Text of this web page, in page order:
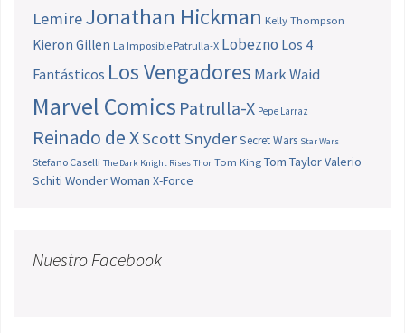
LemireJonathan Hickman Kelly Thompson
Kieron Gillen La Imposible Patrulla-X Lobezno Los 4
Fantásticos Los Vengadores Mark Waid
Marvel Comics Patrulla-X Pepe Larraz
Reinado de XScott SnyderSecret Wars Star Wars
Stefano Caselli The Dark Knight Rises Thor Tom King Tom TaylorValerio
Schiti Wonder Woman X-Force
Nuestro Facebook